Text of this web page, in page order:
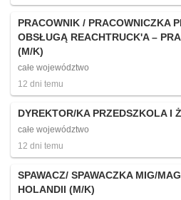
PRACOWNIK / PRACOWNICZKA
OBSŁUGĄ REACHTRUCK'A –
(M/K)
całe województwo
12 dni temu
DYREKTOR/KA PRZEDSZKOLA I
całe województwo
12 dni temu
SPAWACZ/ SPAWACZKA MIG/
HOLANDII (M/K)